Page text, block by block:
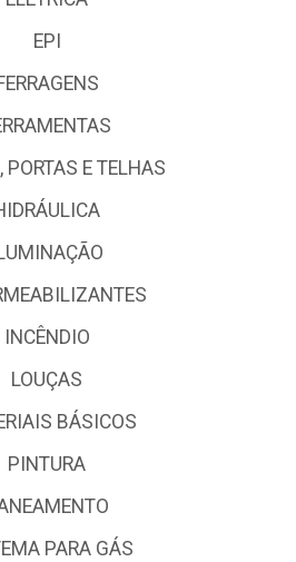
EPI
PORTAS E TELHAS
INCÊNDIO
LOUÇAS
BÁSICOS
PINTURA
PARA GÁS